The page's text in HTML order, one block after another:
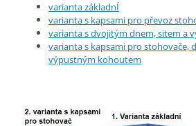
varianta základnÍ
varianta s kapsami pro převoz
varianta s dvojitým dnem, sitem a
varianta s kapsami pro stohovače,
výpustným kohoutem